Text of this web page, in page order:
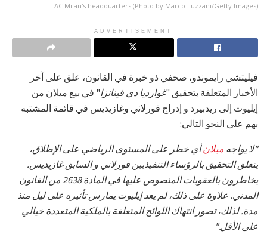
AC Milan's headquarters (Photo by Marco Luzzani/Getty Images)
ADVERTISEMENT
فيليتشي رايموندو، صحفي ذو خبرة في القانون، علق على آخر
الأخبار المتعلقة بتحقيق "غوارديا دي فينانزا" في بيع ميلان من
إيليوت إلى ريدبيرد و إدراج فورلاني وغازيديس في قائمة المشتبه
بهم على النحو التالي:
"لا يواجه ميلانأي خطر على المستوى الرياضي على الإطلاق،
يتعلق التحقيق بالرؤساء التنفيذيين فورلاني و السابق غازيديس.
يخاطرون بالعقوبات المنصوص عليها في المادة 2638 من القانون
المدني. علاوة على ذلك، لم يعد إيليوت يمارس تأثيره على ليل منذ
مدة. لذلك، تصور انتهاك اللوائح المتعلقة بالملكية المتعددة خيالي
على الأقل."